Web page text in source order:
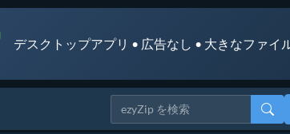
デスクトップアプリ • 広告なし • 大きなファイ